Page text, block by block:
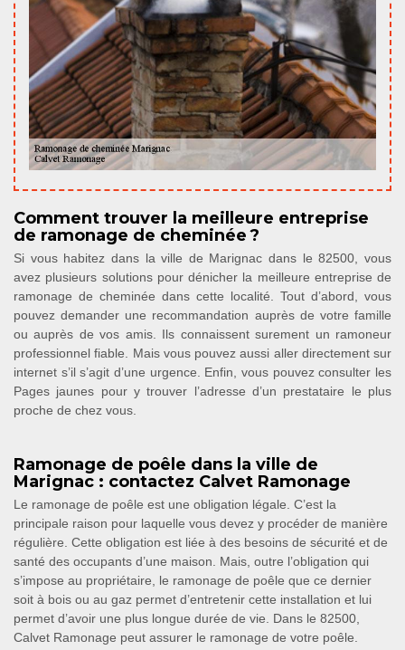
Comment trouver la meilleure entreprise
de ramonage de cheminée ?
Si vous habitez dans la ville de Marignac dans le 82500, vous
avez plusieurs solutions pour dénicher la meilleure entreprise de
ramonage de cheminée dans cette localité. Tout d’abord, vous
pouvez demander une recommandation auprès de votre famille
ou auprès de vos amis. Ils connaissent surement un ramoneur
professionnel fiable. Mais vous pouvez aussi aller directement sur
internet s’il s’agit d’une urgence. Enfin, vous pouvez consulter les
Pages jaunes pour y trouver l’adresse d’un prestataire le plus
proche de chez vous.
Ramonage de poêle dans la ville de
Marignac : contactez Calvet Ramonage
Le ramonage de poêle est une obligation légale. C’est la
principale raison pour laquelle vous devez y procéder de manière
régulière. Cette obligation est liée à des besoins de sécurité et de
santé des occupants d’une maison. Mais, outre l’obligation qui
s’impose au propriétaire, le ramonage de poêle que ce dernier
soit à bois ou au gaz permet d’entretenir cette installation et lui
permet d’avoir une plus longue durée de vie. Dans le 82500,
Calvet Ramonage peut assurer le ramonage de votre poêle.